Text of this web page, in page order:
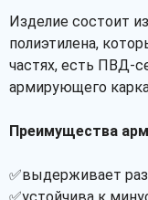
Изделие состоит
полиэтилена,
частях, есть ПВД-
армирующего
Преимущества
✅выдерживает